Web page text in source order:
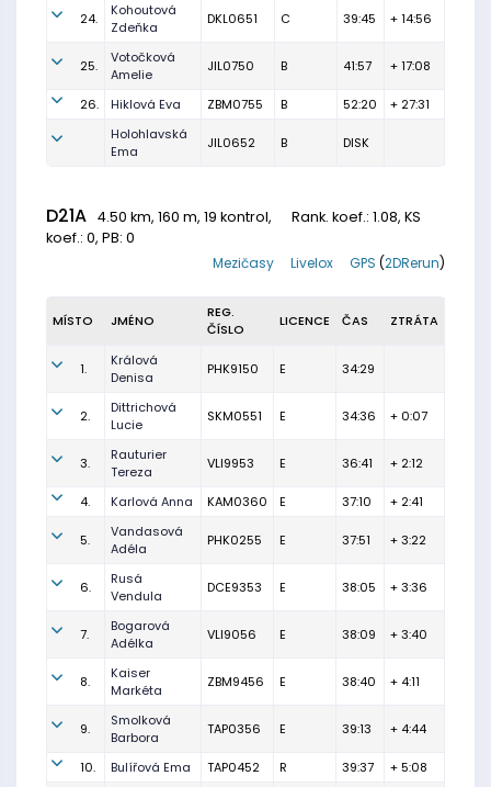
24.
Kohoutová
Zdeňka
DKL0651 C 39:45 + 14:56
25.
Votočková
Amelie
JIL0750 B 41:57 + 17:08
26. Hiklová Eva ZBM0755 B 52:20
+ 27:31
Holohlavská
Ema
JIL0652 B DISK
D21A 4.50 km, 160 m, 19 kontrol, Rank. koef.: 1.08, KS
koef.: 0, PB: 0
GPS (2DRerun)
Livelox
Mezičasy
MÍSTO JMÉNO
REG.
ČÍSLO
LICENCE ČAS ZTRÁTA
1.
Králová
Denisa
PHK9150 E 34:29
2.
Dittrichová
Lucie
SKM0551 E 34:36 + 0:07
3.
Rauturier
Tereza
VLI9953 E 36:41 + 2:12
4. Karlová Anna KAM0360 E 37:10 + 2:41
5.
Vandasová
Adéla
PHK0255 E 37:51 + 3:22
6.
Rusá
Vendula
DCE9353 E 38:05 + 3:36
7.
Bogarová
Adélka
VLI9056 E 38:09 + 3:40
8.
Kaiser
Markéta
ZBM9456 E 38:40 + 4:11
9.
Smolková
Barbora
TAP0356 E 39:13 + 4:44
10. Bulířová Ema TAP0452 R 39:37 + 5:08